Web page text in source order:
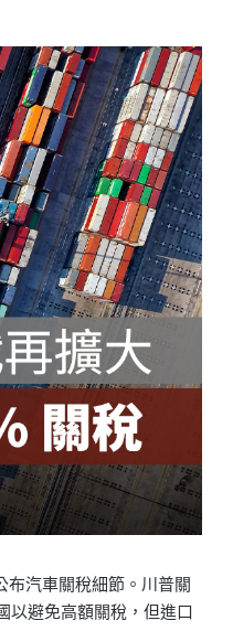
汽車關稅細節。川普關
以避免高額關稅，但進口